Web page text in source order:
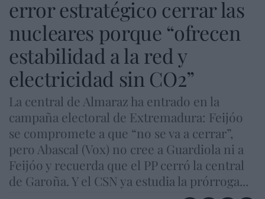
error estratégico cerrar las
nucleares porque “ofrecen
estabilidad a la red y
electricidad sin CO2”
La central de Almaraz ha entrado en la
campaña electoral de Extremadura: Feijóo
se compromete a que “no se va a cerrar”,
pero Abascal (Vox) no cree a Guardiola ni a
Feijóo y recuerda que el PP cerró la central
de Garoña. Y el CSN ya estudia la prórroga...